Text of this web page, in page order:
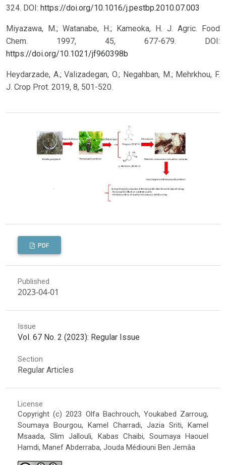
324. DOI: https://doi.org/10.1016/j.pestbp.2010.07.003
Miyazawa, M.; Watanabe, H.; Kameoka, H. J. Agric. Food
Chem. 1997, 45, 677-679. DOI:
https://doi.org/10.1021/jf960398b
Heydarzade, A.; Valizadegan, O.; Negahban, M.; Mehrkhou, F.
J. Crop Prot. 2019, 8, 501-520.
PDF
Published
2023-04-01
Issue
Vol. 67 No. 2 (2023): Regular Issue
Section
Regular Articles
License
Copyright (c) 2023 Olfa Bachrouch, Youkabed Zarroug,
Soumaya Bourgou, Kamel Charradi, Jazia Sriti, Kamel
Msaada, Slim Jallouli, Kabas Chaibi, Soumaya Haouel
Hamdi, Manef Abderraba, Jouda Médiouni Ben Jemâa